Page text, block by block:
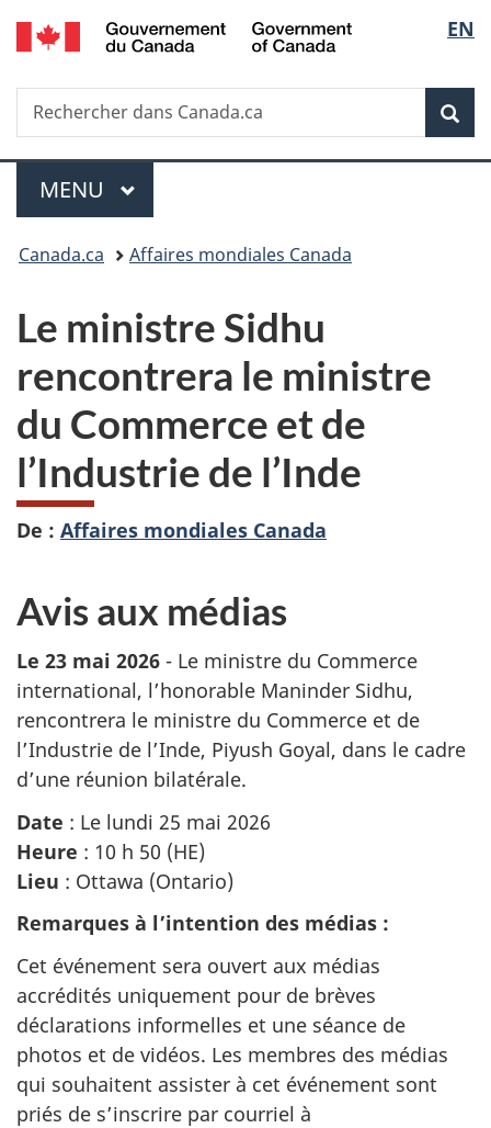
Passer
au
principal
Passer
à
Au
du
Passer
à
version
simplifiée
de
la
EN
Recherche
Rechercher
dans
Menu
MENU PRINCIPAL
Vous
ici :
Canada.ca Affaires mondiales Canada
Le ministre Sidhu
rencontrera le ministre
du Commerce et de
l’Industrie de l’Inde
De : Affaires mondiales Canada
Avis aux médias
Le 23 mai 2026 - Le ministre du Commerce
international, l’honorable Maninder Sidhu,
rencontrera le ministre du Commerce et de
l’Industrie de l’Inde, Piyush Goyal, dans le cadre
d’une réunion bilatérale.
Date : Le lundi 25 mai 2026
Heure : 10 h 50 (HE)
Lieu : Ottawa (Ontario)
Remarques à l’intention des médias :
Cet événement sera ouvert aux médias
accrédités uniquement pour de brèves
déclarations informelles et une séance de
photos et de vidéos. Les membres des médias
qui souhaitent assister à cet événement sont
priés de s’inscrire par courriel à